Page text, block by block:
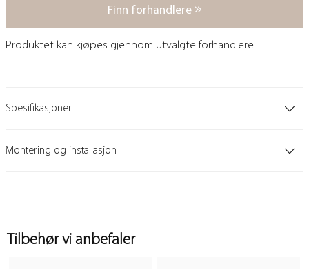
Finn forhandlere
Produktet kan kjøpes gjennom utvalgte forhandlere.
Spesifikasjoner
Montering og installasjon
Tilbehør vi anbefaler